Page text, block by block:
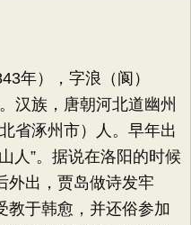
年），字浪（阆）
汉族，唐朝河北道幽州
省涿州市）人。早年出
人”。据说在洛阳的时候
外出，贾岛做诗发牢
教于韩愈，并还俗参加